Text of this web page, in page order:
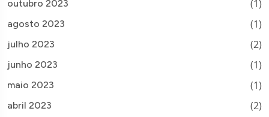
outubro 2023 (1)
agosto 2023 (1)
julho 2023 (2)
junho 2023 (1)
maio 2023 (1)
abril 2023 (2)